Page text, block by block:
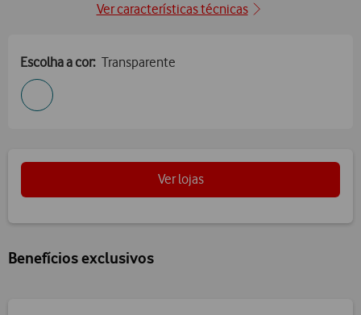
Ver características técnicas
Escolha a cor: Transparente
Ver lojas
Benefícios exclusivos